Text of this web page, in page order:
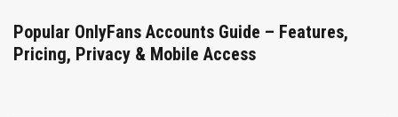
Popular OnlyFans Accounts Guide – Features,
Pricing, Privacy & Mobile Access